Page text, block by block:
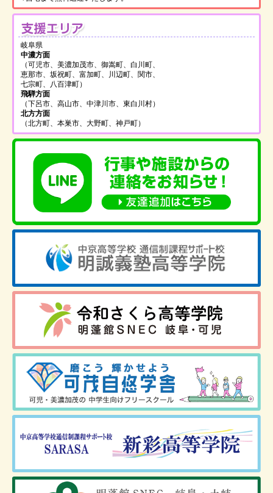
岐阜県
中濃方面
（可児市、美濃加茂市、御嵩町、白川町、
恵那市、坂祝町、富加町、川辺町、関市、
七宗町、八百津町）
飛騨方面
（下呂市、高山市、中津川市、東白川村）
北方方面
（北方町、本巣市、大野町、神戸町）